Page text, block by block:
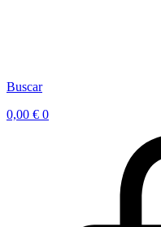
Buscar
0,00 € 0